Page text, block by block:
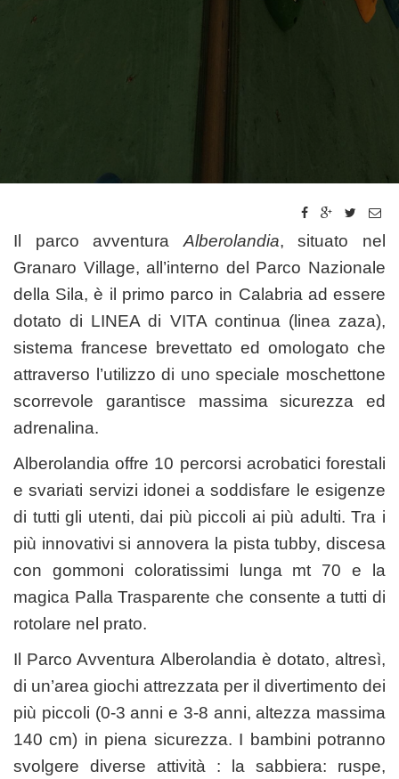
Il parco avventura Alberolandia, situato nel
Granaro Village, all’interno del Parco Nazionale
della Sila, è il primo parco in Calabria ad essere
dotato di LINEA di VITA continua (linea zaza),
sistema francese brevettato ed omologato che
attraverso l’utilizzo di uno speciale moschettone
scorrevole garantisce massima sicurezza ed
adrenalina.
Alberolandia offre 10 percorsi acrobatici forestali
e svariati servizi idonei a soddisfare le esigenze
di tutti gli utenti, dai più piccoli ai più adulti. Tra i
più innovativi si annovera la pista tubby, discesa
con gommoni coloratissimi lunga mt 70 e la
magica Palla Trasparente che consente a tutti di
rotolare nel prato.
Il Parco Avventura Alberolandia è dotato, altresì,
di un’area giochi attrezzata per il divertimento dei
più piccoli (0-3 anni e 3-8 anni, altezza massima
140 cm) in piena sicurezza. I bambini potranno
svolgere diverse attività : la sabbiera: ruspe,